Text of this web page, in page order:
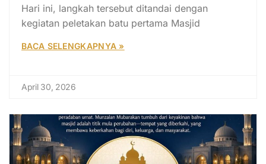
Hari ini, langkah tersebut ditandai dengan
kegiatan peletakan batu pertama Masjid
BACA SELENGKAPNYA »
April 30, 2026